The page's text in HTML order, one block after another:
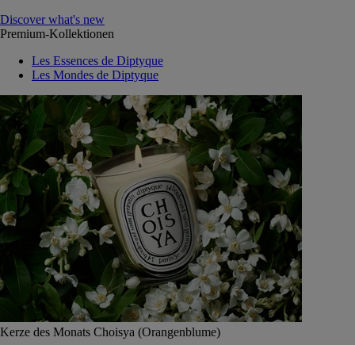
Discover what's new
Premium-Kollektionen
Les Essences de Diptyque
Les Mondes de Diptyque
Kerze des Monats Choisya (Orangenblume)